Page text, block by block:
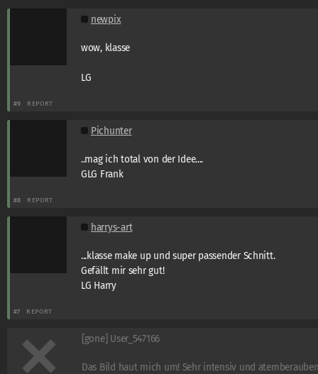
newpix
wow, klasse
LG
#9 REPORT
Pichunter
..mag ich total von der Idee....
GLG Frank
#8 REPORT
harrys-art
...klasse make up und super passender Schnitt.
Gefällt mir sehr gut!
LG Harry
#7 REPORT
[gone] User_547166
Das Bild haut mich um! Sehr intensiv und